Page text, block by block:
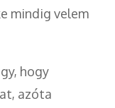
mindig velem
hogy
azóta